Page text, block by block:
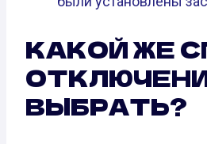
КАКОЙ ЖЕ
ВЫБРАТЬ?